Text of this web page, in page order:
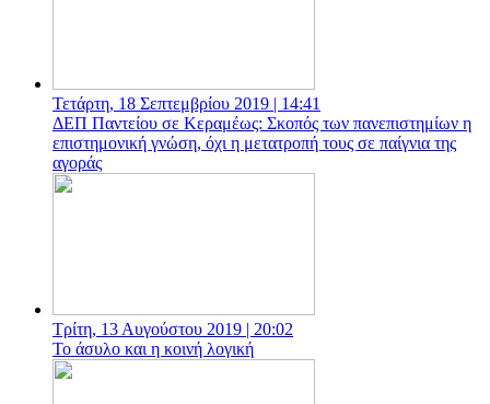
Τετάρτη, 18 Σεπτεμβρίου 2019 | 14:41
ΔΕΠ Παντείου σε Κεραμέως: Σκοπός των πανεπιστημίων η
επιστημονική γνώση, όχι η μετατροπή τους σε παίγνια της
αγοράς
Τρίτη, 13 Αυγούστου 2019 | 20:02
Το άσυλο και η κοινή λογική